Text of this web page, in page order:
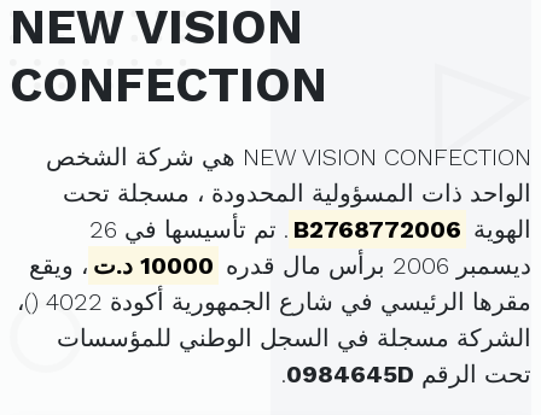
NEW VISION
CONFECTION
NEW VISION CONFECTION هي شركة الشخص
الواحد ذات المسؤولية المحدودة ، مسجلة تحت
الهوية B2768772006
. تم تأسيسها في 26
ديسمبر 2006 برأس مال قدره
10000 د.ت
، ويقع
مقرها الرئيسي في شارع الجمهورية أكودة 4022 (
)،
الشركة مسجلة في السجل الوطني للمؤسسات
تحت الرقم 0984645D
.